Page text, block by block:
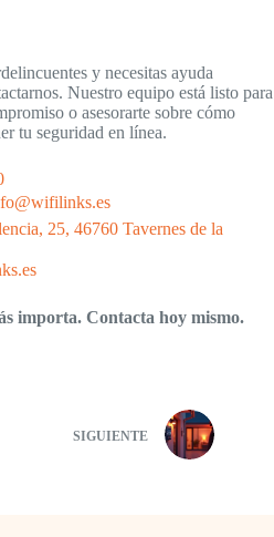
y necesitas ayuda
Nuestro equipo está listo para
o asesorarte sobre cómo
tu seguridad en línea.
25, 46760 Tavernes de la
importa. Contacta hoy mismo.
SIGUIENTE